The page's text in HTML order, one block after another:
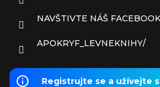
NAVŠTIVTE NÁŠ FACEBOOK
APOKRYF_LEVNEKNIHY/
Registrujte se a užívejte